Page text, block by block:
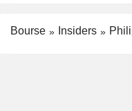
Bourse Insiders